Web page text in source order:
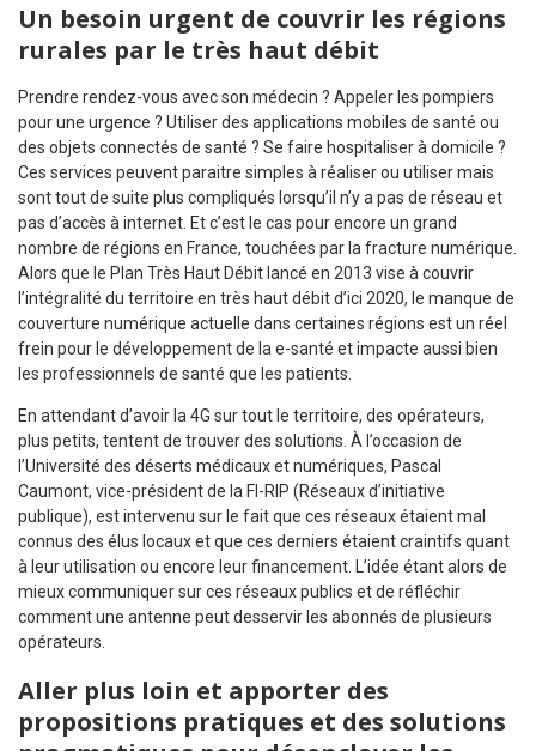
Un besoin urgent de couvrir les régions
rurales par le très haut débit
Prendre rendez-vous avec son médecin ? Appeler les pompiers
pour une urgence ? Utiliser des applications mobiles de santé ou
des objets connectés de santé ? Se faire hospitaliser à domicile ?
Ces services peuvent paraitre simples à réaliser ou utiliser mais
sont tout de suite plus compliqués lorsqu’il n’y a pas de réseau et
pas d’accès à internet. Et c’est le cas pour encore un grand
nombre de régions en France, touchées par la fracture numérique.
Alors que le Plan Très Haut Débit lancé en 2013 vise à couvrir
l’intégralité du territoire en très haut débit d’ici 2020, le manque de
couverture numérique actuelle dans certaines régions est un réel
frein pour le développement de la e-santé et impacte aussi bien
les professionnels de santé que les patients.
En attendant d’avoir la 4G sur tout le territoire, des opérateurs,
plus petits, tentent de trouver des solutions. À l’occasion de
l’Université des déserts médicaux et numériques, Pascal
Caumont, vice-président de la FI-RIP (Réseaux d’initiative
publique), est intervenu sur le fait que ces réseaux étaient mal
connus des élus locaux et que ces derniers étaient craintifs quant
à leur utilisation ou encore leur financement. L’idée étant alors de
mieux communiquer sur ces réseaux publics et de réfléchir
comment une antenne peut desservir les abonnés de plusieurs
opérateurs.
Aller plus loin et apporter des
propositions pratiques et des solutions